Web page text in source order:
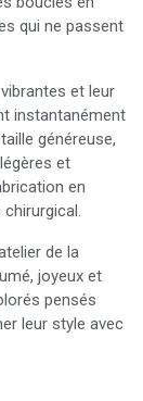
qui ne passent
et leur
instantanément
généreuse,
et
en
de la
joyeux et
pensés
leur style avec